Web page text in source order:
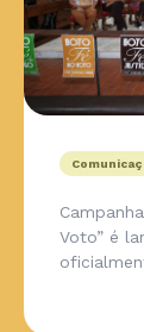
Voto” é